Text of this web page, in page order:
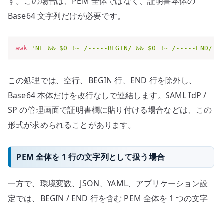
Base64 文字列だけが必要です。
awk 'NF && $0 !~ /-----BEGIN/ && $0 !~ /-----
この処理では、空行、BEGIN 行、END 行を除外し、
Base64 本体だけを改行なしで連結します。SAML IdP /
SP の管理画面で証明書欄に貼り付ける場合などは、この
形式が求められることがあります。
PEM 全体を 1 行の文字列として扱う場合
一方で、環境変数、JSON、YAML、アプリケーション設
定では、BEGIN / END 行を含む PEM 全体を 1 つの文字